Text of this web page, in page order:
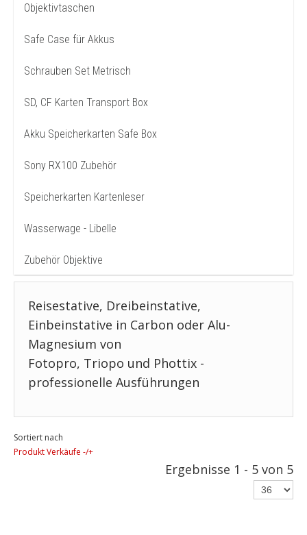
Objektivtaschen
Safe Case für Akkus
Schrauben Set Metrisch
SD, CF Karten Transport Box
Akku Speicherkarten Safe Box
Sony RX100 Zubehör
Speicherkarten Kartenleser
Wasserwage - Libelle
Zubehör Objektive
Reisestative, Dreibeinstative,
Einbeinstative in Carbon oder Alu-
Magnesium von
Fotopro, Triopo und Phottix -
professionelle Ausführungen
Sortiert nach
Produkt Verkäufe -/+
Ergebnisse 1 - 5 von 5